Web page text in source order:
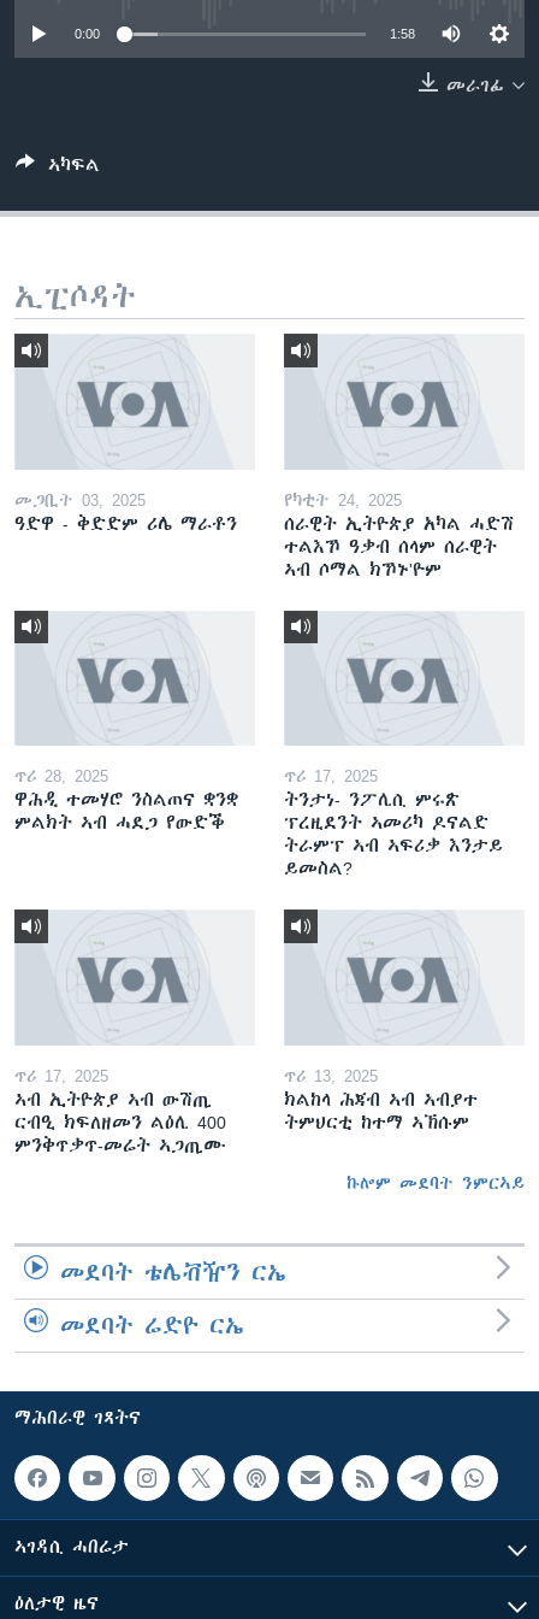
ቋንቋታት
0:00 1:58
መራገፊ
ኣካፍል
ኢፒሶዳት
መጋቢት 03, 2025
ዓድዋ - ቅድድም ሪሌ ማራቶን
የካቲት 24, 2025
ሰራዊት ኢትዮጵያ አካል ሓድሽ
ተልእኾ ዓቃብ ሰላም ሰራዊት
ኣብ ሶማል ክኾኑ'ዮም
ጥሪ 28, 2025
ዋሕዲ ተመሃሮ ንስልጠና ቋንቋ
ምልክት ኣብ ሓደጋ የውድቕ
ጥሪ 17, 2025
ትንታነ- ንፖሊሲ ምሩጽ
ፕረዚደንት ኣመሪካ ዶናልድ
ትራምፕ ኣብ ኣፍሪቃ እንታይ
ይመስል?
ጥሪ 17, 2025
ኣብ ኢትዮጵያ ኣብ ውሽጢ
ርብዒ ክፍለዘመን ልዕሊ 400
ምንቅጥቃጥ-መሬት ኣጋጢሙ
ጥሪ 13, 2025
ክልከላ ሕጃብ ኣብ ኣብያተ
ትምህርቲ ከተማ ኣኽሱም
ኩሎም መደባት ንምርኣይ
መደባት ቴሌቭዥን ርኤ
መደባት ሬድዮ ርኤ
ማሕበራዊ ገጻትና
ኣገዳሲ ሓበሬታ
ዕለታዊ ዜና